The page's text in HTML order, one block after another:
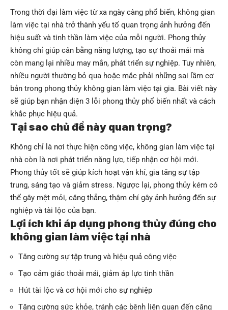
Trong thời đại làm việc từ xa ngày càng phổ biến, không gian
làm việc tại nhà trở thành yếu tố quan trọng ảnh hưởng đến
hiệu suất và tinh thần làm việc của mỗi người. Phong thủy
không chỉ giúp cân bằng năng lượng, tạo sự thoải mái mà
còn mang lại nhiều may mắn, phát triển sự nghiệp. Tuy nhiên,
nhiều người thường bỏ qua hoặc mắc phải những sai lầm cơ
bản trong phong thủy không gian làm việc tại gia. Bài viết này
sẽ giúp bạn nhận diện 3 lỗi phong thủy phổ biến nhất và cách
khắc phục hiệu quả.
Tại sao chủ đề này quan trọng?
Không chỉ là nơi thực hiện công việc, không gian làm việc tại
nhà còn là nơi phát triển năng lực, tiếp nhận cơ hội mới.
Phong thủy tốt sẽ giúp kích hoạt vận khí, gia tăng sự tập
trung, sáng tạo và giảm stress. Ngược lại, phong thủy kém có
thể gây mệt mỏi, căng thẳng, thậm chí gây ảnh hưởng đến sự
nghiệp và tài lộc của bạn.
Lợi ích khi áp dụng phong thủy đúng cho
không gian làm việc tại nhà
Tăng cường sự tập trung và hiệu quả công việc
Tạo cảm giác thoải mái, giảm áp lực tinh thần
Hút tài lộc và cơ hội mới cho sự nghiệp
Tăng cường sức khỏe, tránh các bệnh liên quan đến căng